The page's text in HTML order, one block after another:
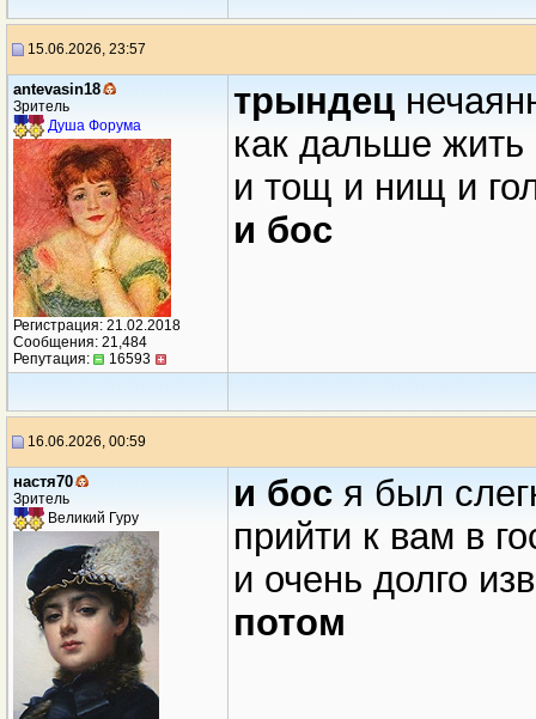
15.06.2026, 23:57
antevasin18
Зритель
Душа Форума
Регистрация: 21.02.2018
Сообщения: 21,484
Репутация:
16593
трындец
как дальше жить
и тощ и нищ и
и бос
16.06.2026, 00:59
настя70
Зритель
Великий Гуру
и бос я был
прийти к вам в
и очень долго
потом